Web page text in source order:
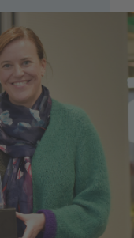
ENGLISHNOTFALL